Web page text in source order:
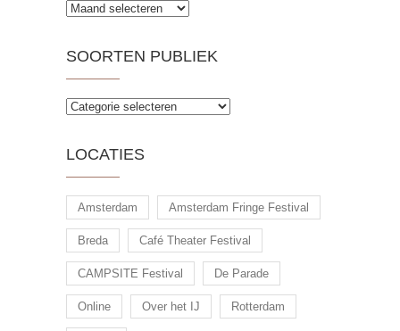
Archieven
SOORTEN PUBLIEK
Soorten
LOCATIES
Amsterdam Amsterdam Fringe Festival
Breda Café Theater Festival
CAMPSITE Festival De Parade
Online Over het IJ Rotterdam